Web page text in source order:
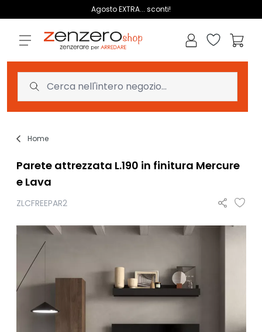
Agosto EXTRA... sconti!
Lista dei
Home
Parete attrezzata L.190 in finitura Mercure
e Lava
ZLCFREEPAR2